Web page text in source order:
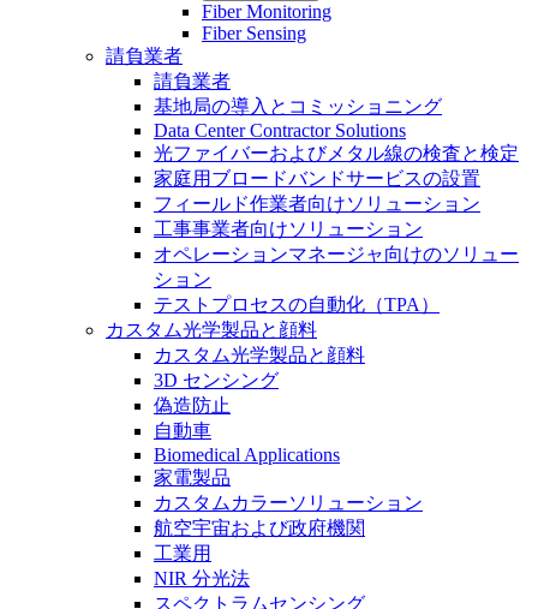
Fiber Monitoring
Fiber Sensing
請負業者
請負業者
基地局の導入とコミッショニング
Data Center Contractor Solutions
光ファイバーおよびメタル線の検査と検定
家庭用ブロードバンドサービスの設置
フィールド作業者向けソリューション
工事事業者向けソリューション
オペレーションマネージャ向けのソリュー
ション
テストプロセスの自動化（TPA）
カスタム光学製品と顔料
カスタム光学製品と顔料
3D センシング
偽造防止
自動車
Biomedical Applications
家電製品
カスタムカラーソリューション
航空宇宙および政府機関
工業用
NIR 分光法
スペクトラムセンシング